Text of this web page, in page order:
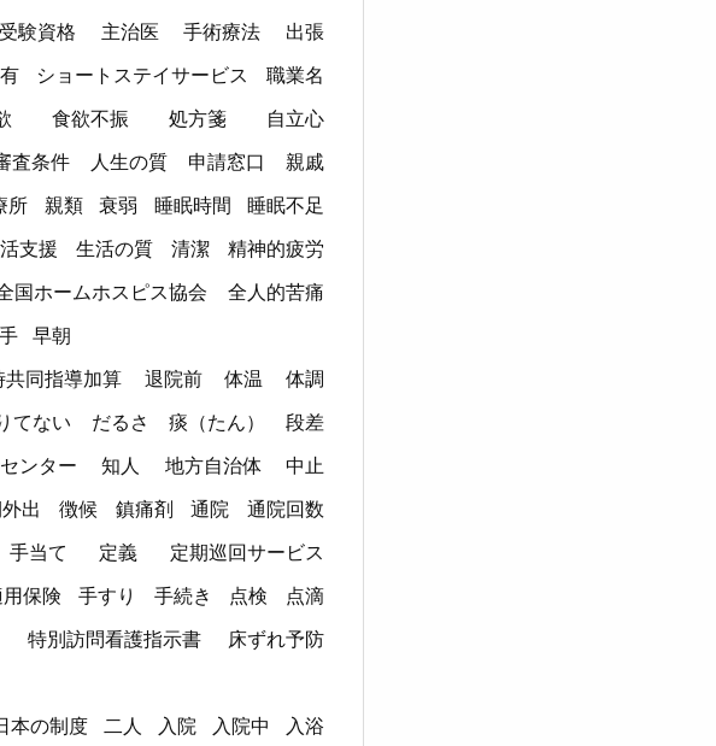
受験資格 主治医 手術療法 出張
ショートステイサービス 職業名
食欲不振 処方箋 自立心
査条件 人生の質 申請窓口 親戚
所 親類 衰弱 睡眠時間 睡眠不足
支援 生活の質 清潔 精神的疲労
国ホームホスピス協会 全人的苦痛
早朝
共同指導加算 退院前 体温 体調
てない だるさ 痰（たん） 段差
ンター 知人 地方自治体 中止
出 徴候 鎮痛剤 通院 通院回数
手当て 定義 定期巡回サービス
保険 手すり 手続き 点検 点滴
特別訪問看護指示書 床ずれ予防
本の制度 二人 入院 入院中 入浴